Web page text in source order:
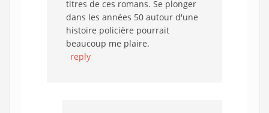
titres de ces romans. Se plonger
dans les années 50 autour d'une
histoire policière pourrait
beaucoup me plaire.
reply